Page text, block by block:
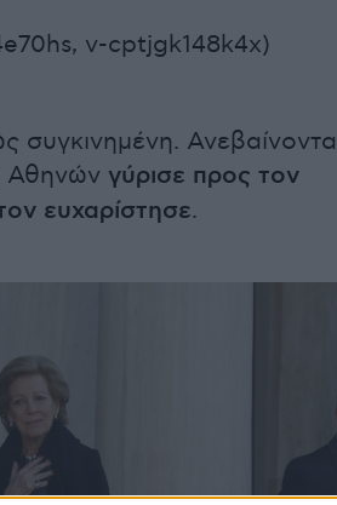
v-cptjgk148k4x)
Αθηνών γύρισε προς τον
ευχαρίστησε.